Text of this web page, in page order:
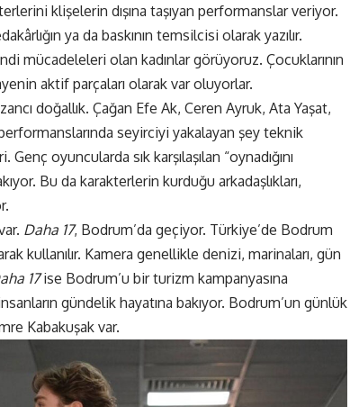
klişelerin dışına taşıyan performanslar veriyor.
ya da baskının temsilcisi olarak yazılır.
mücadeleleri olan kadınlar görüyoruz. Çocuklarının
aktif parçaları olarak var oluyorlar.
doğallık. Çağan Efe Ak, Ceren Ayruk, Ata Yaşat,
seyirciyi yakalayan şey teknik
oyuncularda sık karşılaşılan “oynadığını
Bu da karakterlerin kurduğu arkadaşlıkları,
Daha 17, Bodrum’da geçiyor. Türkiye’de Bodrum
kullanılır. Kamera genellikle denizi, marinaları, gün
17ise Bodrum’u bir turizm kampanyasına
gündelik hayatına bakıyor. Bodrum’un günlük
Kabakuşak var.